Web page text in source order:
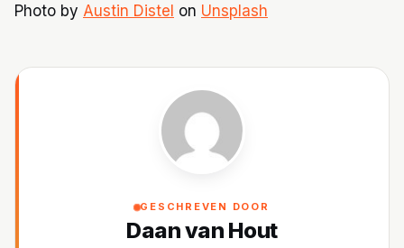
Photo by Austin Distel on Unsplash
GESCHREVEN DOOR
Daan van Hout